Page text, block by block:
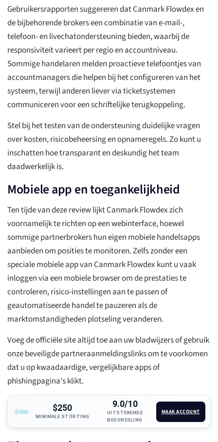
Gebruikersrapporten suggereren dat Canmark Flowdex en
de bijbehorende brokers een combinatie van e-mail-,
telefoon- en livechatondersteuning bieden, waarbij de
responsiviteit varieert per regio en accountniveau.
Sommige handelaren melden proactieve telefoontjes van
accountmanagers die helpen bij het configureren van het
systeem, terwijl anderen liever via ticketsystemen
communiceren voor een schriftelijke terugkoppeling.
Stel bij het testen van de ondersteuning duidelijke vragen
over kosten, risicobeheersing en opnameregels. Zo kunt u
inschatten hoe transparant en deskundig het team
daadwerkelijk is.
Mobiele app en toegankelijkheid
Ten tijde van deze review lijkt Canmark Flowdex zich
voornamelijk te richten op een webinterface, hoewel
sommige partnerbrokers hun eigen mobiele handelsapps
aanbieden om posities te monitoren. Zelfs zonder een
speciale mobiele app van Canmark Flowdex kunt u vaak
inloggen via een mobiele browser om de prestaties te
controleren, risico-instellingen aan te passen of
geautomatiseerde handel te pauzeren als de
marktomstandigheden plotseling veranderen.
Voeg de officiële site altijd toe aan uw bladwijzers of gebruik
onze beveiligde partneraanmeldingslinks om te voorkomen
dat u op kwaadaardige, vergelijkbare apps of
phishingpagina's klikt.
$250
MINIMALE STORTING
9.0/10
UITSTEKENDE
BEOORDELING
MAAK ACCOUNT